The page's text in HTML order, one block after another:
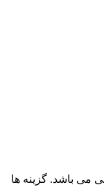
می باشد. گزینه ها